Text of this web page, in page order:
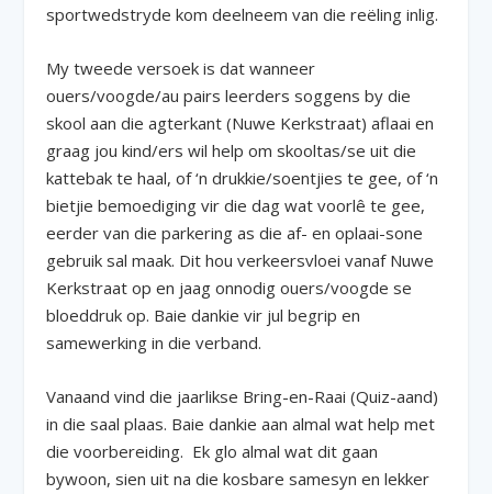
sportwedstryde kom deelneem van die reëling inlig.
My tweede versoek is dat wanneer
ouers/voogde/au pairs leerders soggens by die
skool aan die agterkant (Nuwe Kerkstraat) aflaai en
graag jou kind/ers wil help om skooltas/se uit die
kattebak te haal, of ‘n drukkie/soentjies te gee, of ‘n
bietjie bemoediging vir die dag wat voorlê te gee,
eerder van die parkering as die af- en oplaai-sone
gebruik sal maak. Dit hou verkeersvloei vanaf Nuwe
Kerkstraat op en jaag onnodig ouers/voogde se
bloeddruk op. Baie dankie vir jul begrip en
samewerking in die verband.
Vanaand vind die jaarlikse Bring-en-Raai (Quiz-aand)
in die saal plaas. Baie dankie aan almal wat help met
die voorbereiding. Ek glo almal wat dit gaan
bywoon, sien uit na die kosbare samesyn en lekker